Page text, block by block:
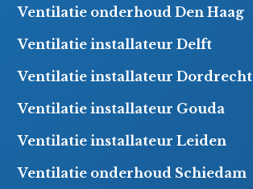
Ventilatie onderhoud Den Haag
Ventilatie installateur Delft
Ventilatie installateur Dordrecht
Ventilatie installateur Gouda
Ventilatie installateur Leiden
Ventilatie onderhoud Schiedam